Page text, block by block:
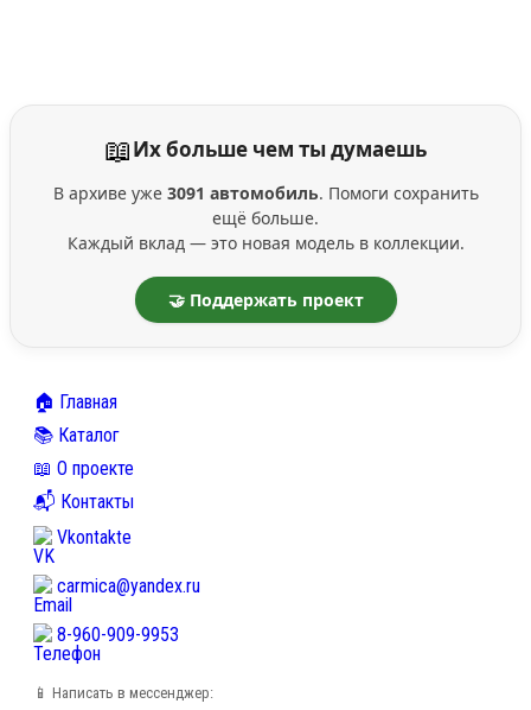
📖Их больше чем ты думаешь
В архиве уже 3091 автомобиль. Помоги сохранить
ещё больше.
Каждый вклад — это новая модель в коллекции.
🤝 Поддержать проект
🏠 Главная
📚 Каталог
📖 О проекте
📬 Контакты
Vkontakte
carmica@yandex.ru
8-960-909-9953
📱 Написать в мессенджер: